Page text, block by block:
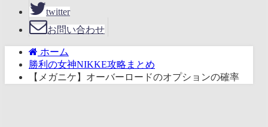
twitter
お問い合わせ
ホーム
勝利の女神NIKKE攻略まとめ
【メガニケ】オーバーロードのオプションの確率